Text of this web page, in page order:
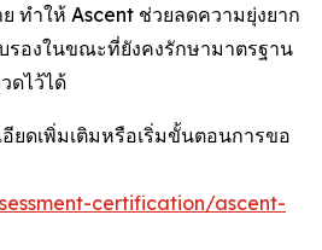
ทำให้ Ascent ช่วยลดความยุ่งยาก
รองในขณะที่ยังคงรักษามาตรฐาน
ดไว้ได้
ยดเพิ่มเติมหรือเริ่มขั้นตอนการขอ
certification/ascent-